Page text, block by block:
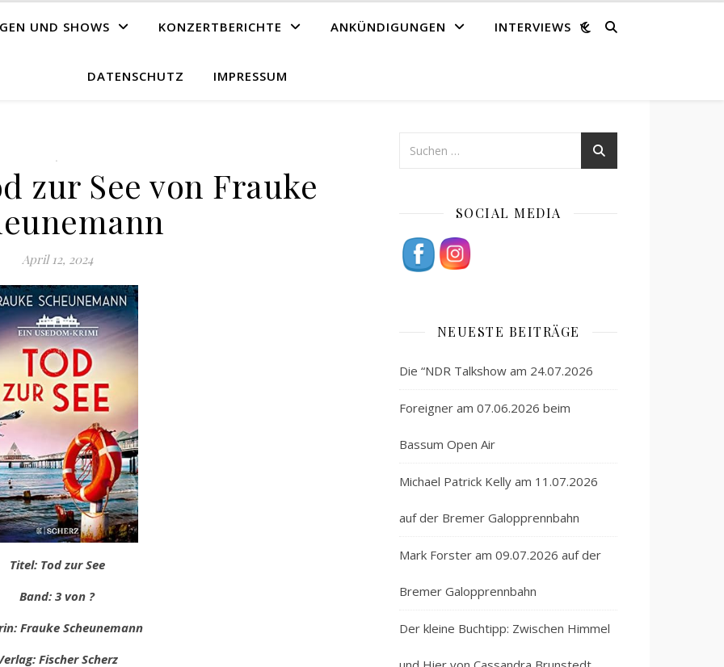
UND SHOWS KONZERTBERICHTE ANKÜNDIGUNGEN INTERVIEWS
DATENSCHUTZ IMPRESSUM
.
zur See von Frauke
April 12, 2024
Titel: Tod zur See
Band: 3 von ?
Frauke Scheunemann
Fischer Scherz
SOCIAL MEDIA
NEUESTE BEITRÄGE
Die “NDR Talkshow am 24.07.2026
Foreigner am 07.06.2026 beim
Bassum Open Air
Michael Patrick Kelly am 11.07.2026
auf der Bremer Galopprennbahn
Mark Forster am 09.07.2026 auf der
Bremer Galopprennbahn
Der kleine Buchtipp: Zwischen Himmel